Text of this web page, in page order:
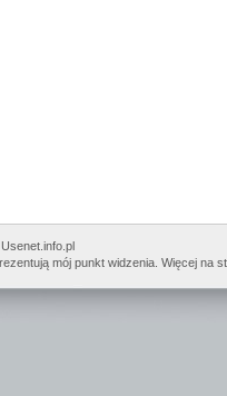
mój punkt widzenia. Więcej na